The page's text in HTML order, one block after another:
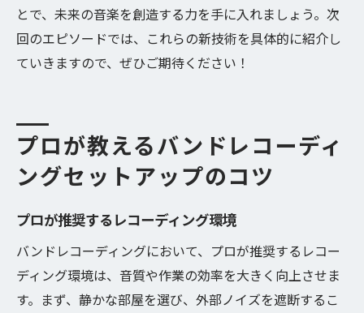
とで、未来の音楽を創造する力を手に入れましょう。次
回のエピソードでは、これらの新技術を具体的に紹介し
ていきますので、ぜひご期待ください！
プロが教えるバンドレコーディ
ングセットアップのコツ
プロが推奨するレコーディング環境
バンドレコーディングにおいて、プロが推奨するレコー
ディング環境は、音質や作業の効率を大きく向上させま
す。まず、静かな部屋を選び、外部ノイズを遮断するこ